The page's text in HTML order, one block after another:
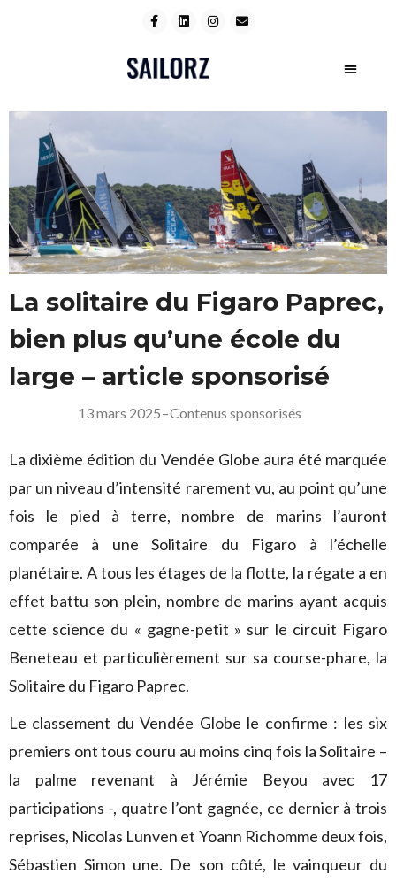
La solitaire du Figaro Paprec,
bien plus qu’une école du
large – article sponsorisé
13 mars 2025–Contenus sponsorisés
La dixième édition du Vendée Globe aura été marquée
par un niveau d’intensité rarement vu, au point qu’une
fois le pied à terre, nombre de marins l’auront
comparée à une Solitaire du Figaro à l’échelle
planétaire. A tous les étages de la flotte, la régate a en
effet battu son plein, nombre de marins ayant acquis
cette science du « gagne-petit » sur le circuit Figaro
Beneteau et particulièrement sur sa course-phare, la
Solitaire du Figaro Paprec.
Le classement du Vendée Globe le confirme : les six
premiers ont tous couru au moins cinq fois la Solitaire –
la palme revenant à Jérémie Beyou avec 17
participations -, quatre l’ont gagnée, ce dernier à trois
reprises, Nicolas Lunven et Yoann Richomme deux fois,
Sébastien Simon une. De son côté, le vainqueur du